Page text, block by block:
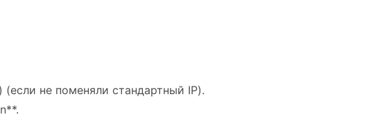
(если не поменяли стандартный IP).